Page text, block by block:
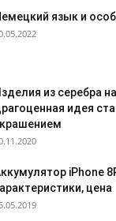
язык и
из серебра
идея
iPhone
цена